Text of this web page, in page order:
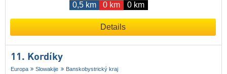
0,5 km
0 km 0 km
Details
11. Kordíky
Europa Slowakije Banskobystrický kraj